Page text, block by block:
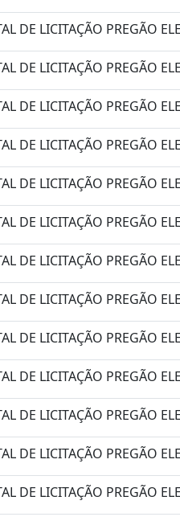
DE LICITAÇÃO PREGÃO
DE LICITAÇÃO PREGÃO
DE LICITAÇÃO PREGÃO
DE LICITAÇÃO PREGÃO
DE LICITAÇÃO PREGÃO
DE LICITAÇÃO PREGÃO
DE LICITAÇÃO PREGÃO
DE LICITAÇÃO PREGÃO
DE LICITAÇÃO PREGÃO
DE LICITAÇÃO PREGÃO
DE LICITAÇÃO PREGÃO
DE LICITAÇÃO PREGÃO
DE LICITAÇÃO PREGÃO